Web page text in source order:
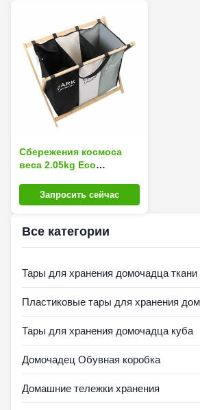
Сбережения космоса
веса 2.05kg Eco
решетки ткани 3
Оксфорда
дружелюбные
Запросить сейчас
Все категории
Тары для хранения домочадца ткани
Пластиковые тары для хранения
Тары для хранения домочадца куба
Домочадец Обувная коробка
Домашние тележки хранения